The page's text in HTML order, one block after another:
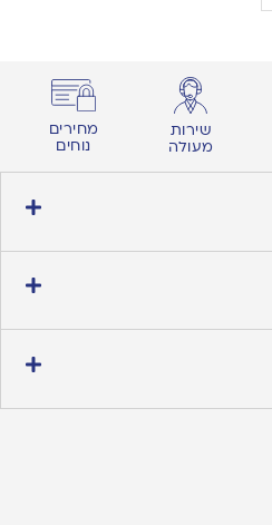
שירות
מעולה
מחירים
נוחים